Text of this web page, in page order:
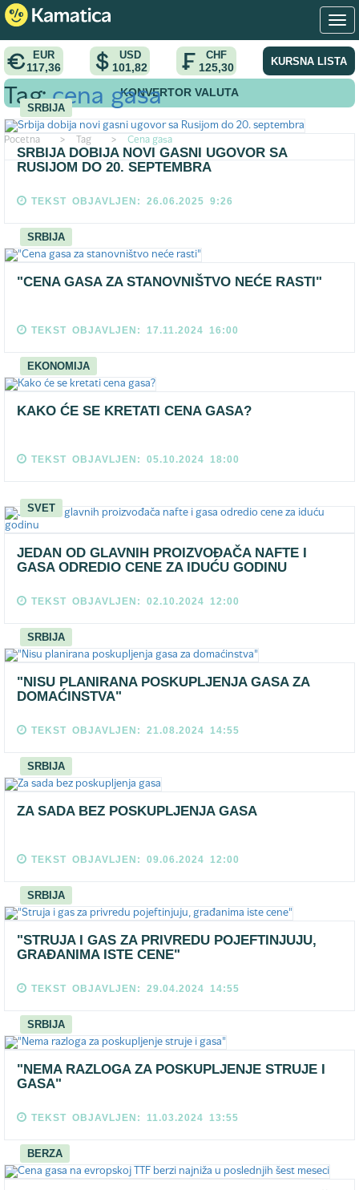
EUR
117,36
USD
101,82
CHF
125,30 KURSNA LISTA
KONVERTOR VALUTA
Pocetna > Tag > Cena gasa
Tag:cena gasa
SRBIJA
SRBIJA DOBIJA NOVI GASNI UGOVOR SA
RUSIJOM DO 20. SEPTEMBRA
TEKST OBJAVLJEN: 26.06.2025 9:26
SRBIJA
"CENA GASA ZA STANOVNIŠTVO NEĆE RASTI"
TEKST OBJAVLJEN: 17.11.2024 16:00
EKONOMIJA
KAKO ĆE SE KRETATI CENA GASA?
TEKST OBJAVLJEN: 05.10.2024 18:00
SVET
JEDAN OD GLAVNIH PROIZVOĐAČA NAFTE I
GASA ODREDIO CENE ZA IDUĆU GODINU
TEKST OBJAVLJEN: 02.10.2024 12:00
SRBIJA
"NISU PLANIRANA POSKUPLJENJA GASA ZA
DOMAĆINSTVA"
TEKST OBJAVLJEN: 21.08.2024 14:55
SRBIJA
ZA SADA BEZ POSKUPLJENJA GASA
TEKST OBJAVLJEN: 09.06.2024 12:00
SRBIJA
"STRUJA I GAS ZA PRIVREDU POJEFTINJUJU,
GRAĐANIMA ISTE CENE"
TEKST OBJAVLJEN: 29.04.2024 14:55
SRBIJA
"NEMA RAZLOGA ZA POSKUPLJENJE STRUJE I
GASA"
TEKST OBJAVLJEN: 11.03.2024 13:55
BERZA